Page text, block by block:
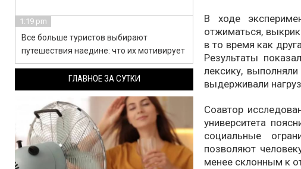
В ходе
отжиматься,
в то время как
Результаты
лексику,
выдерживали
Соавтор
университета
социальные
позволяют
менее склонным к
1:19 pm
Все больше туристов выбирают
путешествия наедине: что их мотивирует
ГЛАВНОЕ ЗА СУТКИ